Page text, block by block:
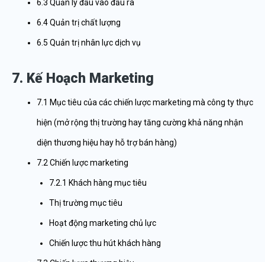
6.3 Quản lý đầu vào đầu ra
6.4 Quản trị chất lượng
6.5 Quản trị nhân lực dịch vụ
7. Kế Hoạch Marketing
7.1 Mục tiêu của các chiến lược marketing mà công ty thực
hiện (mở rộng thị trường hay tăng cường khả năng nhận
diện thương hiệu hay hỗ trợ bán hàng)
7.2 Chiến lược marketing
7.2.1 Khách hàng mục tiêu
Thị trường mục tiêu
Hoạt động marketing chủ lực
Chiến lược thu hút khách hàng